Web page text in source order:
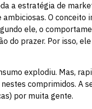
a estratégia de
O conceito
ele, o
do prazer. Por isso,
explodiu. Mas,
comprimidos. A
por muita gente.